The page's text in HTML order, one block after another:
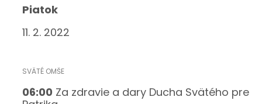
Piatok
11. 2. 2022
06:00 Za zdravie a dary Ducha Svätého pre